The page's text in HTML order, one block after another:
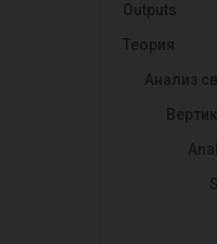
Outputs
Теория
Анализ